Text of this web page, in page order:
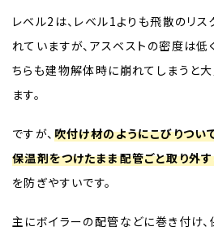
レベル2は、レベル1よりも飛散のリ
れていますが、アスベストの密度は低
ちらも建物解体時に崩れてしまうと
ます。
ですが、 吹付け材のようにこびりつい
保温剤をつけたまま配管ごと取り外
を防ぎやすいです。
主にボイラーの配管などに巻き付け